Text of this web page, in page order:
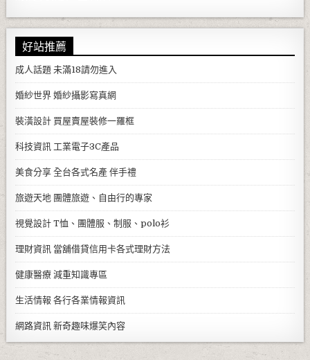
好站推薦
成人話題 未滿18請勿進入
婚紗世界 婚紗攝影寫真網
裝潢設計 買屋賣屋裝修一羅框
科技資訊 工業電子3C產品
美食分享 全台各式名產 伴手禮
旅遊天地 團體旅遊、自由行的專家
視覺設計 T恤、團體服、制服、polo衫
理財資訊 當舖借貸信用卡各式理財方法
健康醫療 減重知識專區
生活情報 各行各業情報資訊
網路資訊 新奇趣味爆笑內容